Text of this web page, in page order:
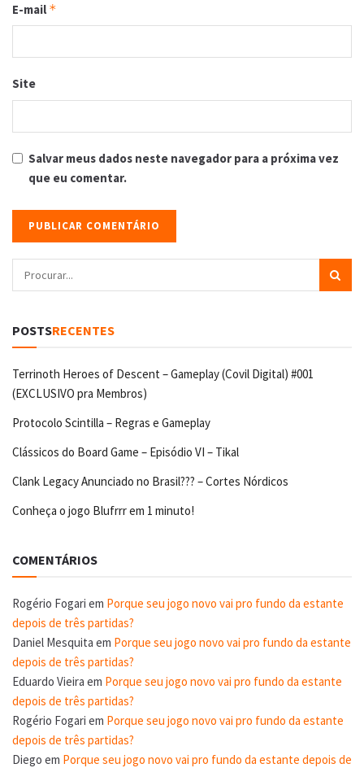
E-mail *
Site
Salvar meus dados neste navegador para a próxima vez
que eu comentar.
POSTSRECENTES
Terrinoth Heroes of Descent – Gameplay (Covil Digital) #001
(EXCLUSIVO pra Membros)
Protocolo Scintilla – Regras e Gameplay
Clássicos do Board Game – Episódio VI – Tikal
Clank Legacy Anunciado no Brasil??? – Cortes Nórdicos
Conheça o jogo Blufrrr em 1 minuto!
COMENTÁRIOS
Rogério Fogari em Porque seu jogo novo vai pro fundo da estante
depois de três partidas?
Daniel Mesquita em Porque seu jogo novo vai pro fundo da estante
depois de três partidas?
Eduardo Vieira em Porque seu jogo novo vai pro fundo da estante
depois de três partidas?
Rogério Fogari em Porque seu jogo novo vai pro fundo da estante
depois de três partidas?
Diego em Porque seu jogo novo vai pro fundo da estante depois de